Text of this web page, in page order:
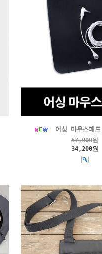
어싱 마우스패드
57,000원
34,200원